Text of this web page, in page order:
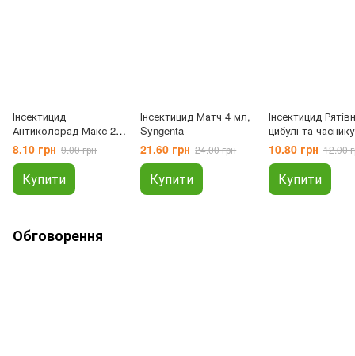
Інсектицид
Антиколорад Макс 2
мл + Тандем 10 мл,
Аптека садівника
8.10 грн 9.00 грн
Купити
Інсектицид Матч 4 мл,
Syngenta
21.60 грн 24.00 грн
Купити
Інсектицид
цибулі та
мл,
10.80 грн 12.00
Купити
Обговорення